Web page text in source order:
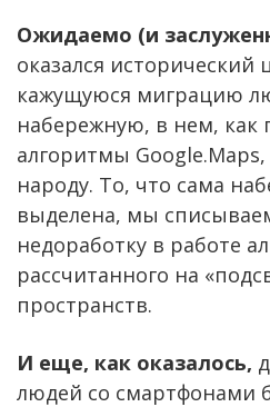
Ожидаемо (и
оказался исторический
кажущуюся миграцию
набережную, в нем, как
алгоритмы
народу. То, что сама
выделена, мы
недоработку в работе
рассчитанного на
пространств.
И еще, как оказалось,
людей со смартфонами